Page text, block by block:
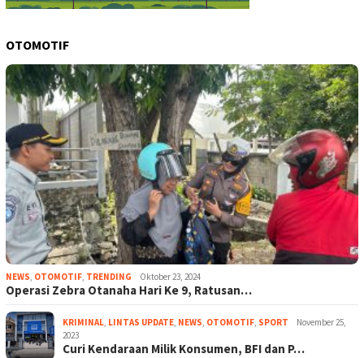
OTOMOTIF
NEWS, OTOMOTIF, TRENDING Oktober 23, 2024
Operasi Zebra Otanaha Hari Ke 9, Ratusan…
KRIMINAL, LINTAS UPDATE, NEWS, OTOMOTIF, SPORT
November 25,
2023
Curi Kendaraan Milik Konsumen, BFI dan P…